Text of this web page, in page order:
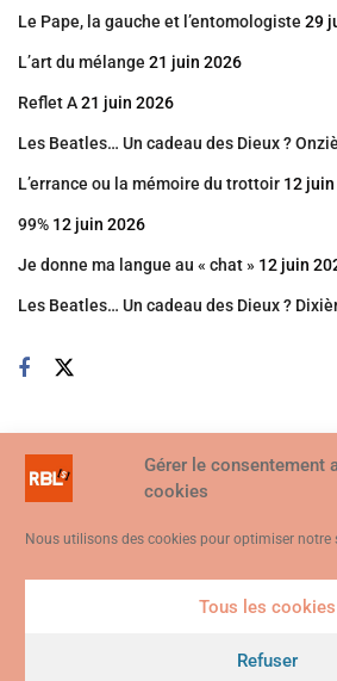
Gérer le consentement
cookies
Nous utilisons des cookies pour optimiser notre
Tous les cookies
Refuser
Le Pape, la gauche et l’entomologiste 29
L’art du mélange 21 juin 2026
Reflet A21 juin 2026
Les Beatles… Un cadeau des Dieux ?
L’errance ou la mémoire du trottoir 12
99% 12 juin 2026
Je donne ma langue au « chat » 12 juin
Les Beatles… Un cadeau des Dieux ?
vous consentez à ce que des cookies